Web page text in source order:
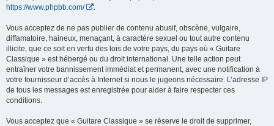
https://www.phpbb.com/
Vous acceptez de ne pas publier de contenu abusif, obscène, vulgaire,
diffamatoire, haineux, menaçant, à caractère sexuel ou tout autre contenu
illicite, que ce soit en vertu des lois de votre pays, du pays où « Guitare
Classique » est hébergé ou du droit international. Une telle action peut
entraîner votre bannissement immédiat et permanent, avec une notification à
votre fournisseur d’accès à Internet si nous le jugeons nécessaire. L’adresse IP
de tous les messages est enregistrée pour aider à faire respecter ces
conditions.
Vous acceptez que « Guitare Classique » se réserve le droit de supprimer,